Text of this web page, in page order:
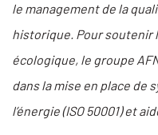
le management de la
historique. Pour soutenir
écologique, le groupe
dans la mise en place de
l’énergie (ISO 50001) et